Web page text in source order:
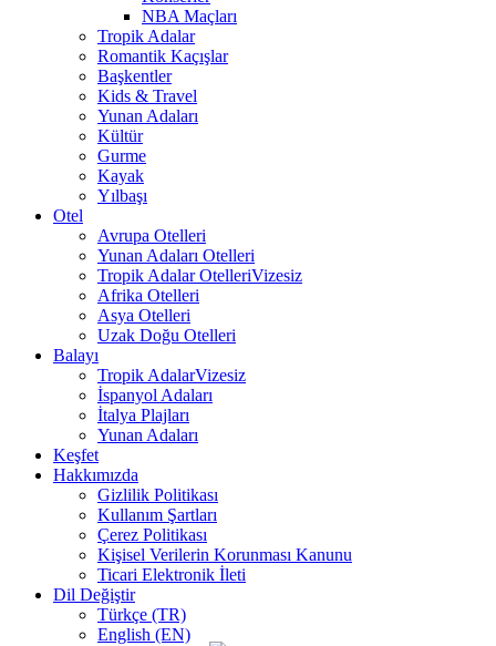
NBA Maçları
Tropik Adalar
Romantik Kaçışlar
Başkentler
Kids & Travel
Yunan Adaları
Kültür
Gurme
Kayak
Yılbaşı
Otel
Avrupa Otelleri
Yunan Adaları Otelleri
Tropik Adalar OtelleriVizesiz
Afrika Otelleri
Asya Otelleri
Uzak Doğu Otelleri
Balayı
Tropik AdalarVizesiz
İspanyol Adaları
İtalya Plajları
Yunan Adaları
Keşfet
Hakkımızda
Gizlilik Politikası
Kullanım Şartları
Çerez Politikası
Kişisel Verilerin Korunması Kanunu
Ticari Elektronik İleti
Dil Değiştir
Türkçe (TR)
English (EN)